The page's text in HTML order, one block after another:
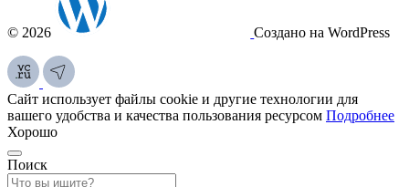
© 2026 Создано на WordPress
Сайт использует файлы cookie и другие технологии для
вашего удобства и качества пользования ресурсом Подробнее
Хорошо
Поиск